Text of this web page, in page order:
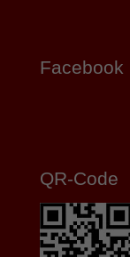
Facebook
QR-Code